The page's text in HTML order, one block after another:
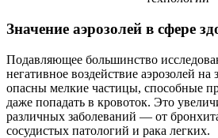
Значение аэрозолей в сфере
Подавляющее большинство
негативное воздействие аэрозолей
опасны мелкие частицы, способные
даже попадать в кровоток. Это
различных заболеваний — от
сосудистых патологий и рака легких.